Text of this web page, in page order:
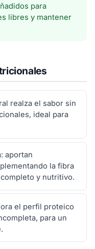
para
libres y mantener
realza el sabor sin
ideal para
aportan
la fibra
y nutritivo.
el perfil proteico
para un